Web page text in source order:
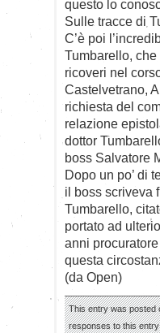
questo lo
Sulle tracce di
C’è poi
Tumbarello,
ricoveri nel
Castelvetrano,
richiesta del
relazione
dottor
boss Salvatore
Dopo un po’ di
il boss scriveva
Tumbarello,
portato ad
anni
questa
(da Open)
This entry was posted
responses to this